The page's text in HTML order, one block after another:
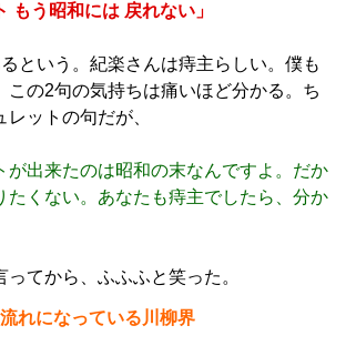
もう昭和には 戻れない」
という。紀楽さんは痔主らしい。僕も
この2句の気持ちは痛いほど分かる。ち
ットの句だが、
が出来たのは昭和の末なんですよ。だか
たくない。あなたも痔主でしたら、分か
てから、ふふふと笑った。
れになっている川柳界